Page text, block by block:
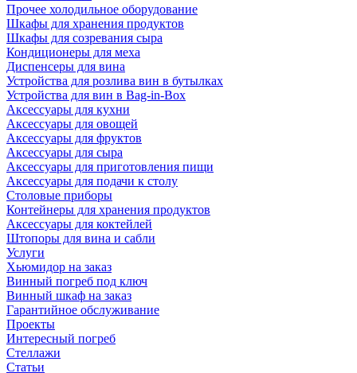
Прочее холодильное оборудование
Шкафы для хранения продуктов
Шкафы для созревания сыра
Кондиционеры для меха
Диспенсеры для вина
Устройства для розлива вин в бутылках
Устройства для вин в Bag-in-Box
Аксессуары для кухни
Аксессуары для овощей
Аксессуары для фруктов
Аксессуары для сыра
Аксессуары для приготовления пищи
Аксессуары для подачи к столу
Столовые приборы
Контейнеры для хранения продуктов
Аксессуары для коктейлей
Штопоры для вина и сабли
Услуги
Хьюмидор на заказ
Винный погреб под ключ
Винный шкаф на заказ
Гарантийное обслуживание
Проекты
Интересный погреб
Стеллажи
Статьи